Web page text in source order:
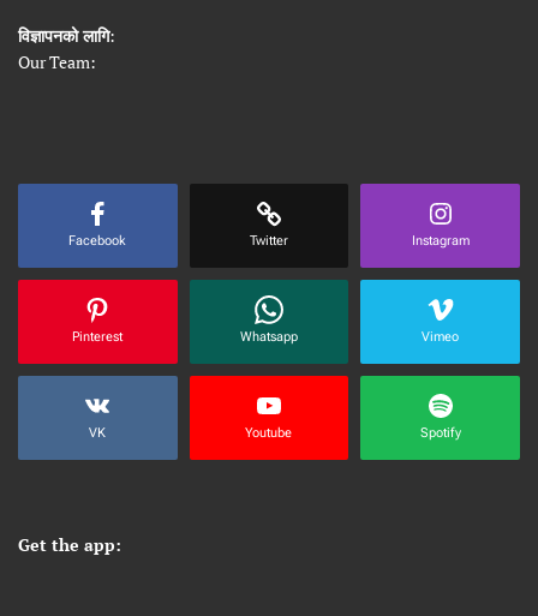
विज्ञापनको लागि:
Our Team:
Facebook Twitter Instagram
Pinterest Whatsapp Vimeo
VK Youtube Spotify
Get the app: